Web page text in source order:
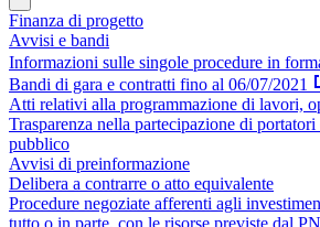
Finanza di progetto
Avvisi e bandi
Informazioni sulle singole procedure in
Bandi di gara e contratti fino al 06/07/2021
Atti relativi alla programmazione di lavori,
Trasparenza nella partecipazione di
pubblico
Avvisi di preinformazione
Delibera a contrarre o atto equivalente
Procedure negoziate afferenti agli
tutto o in parte, con le risorse previste dal